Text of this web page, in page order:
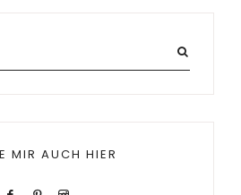
MIR AUCH HIER